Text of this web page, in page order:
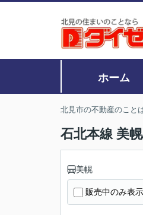
ホーム
北見市の不動産のこと
石北本線 美
美幌
販売中のみ表示